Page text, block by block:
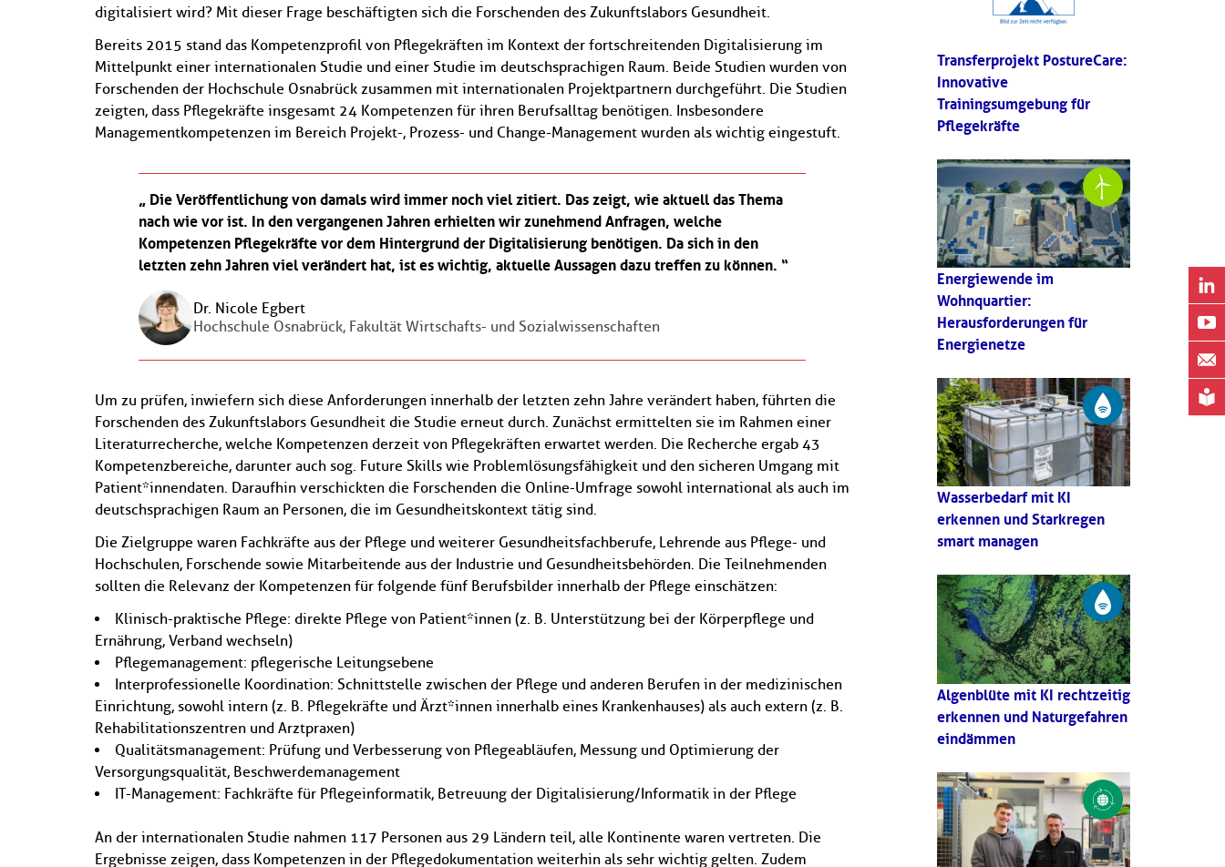
digitalisiert wird? Mit dieser Frage beschäftigten sich die Forschenden des Zukunftslabors Gesundheit.
Bereits 2015 stand das Kompetenzprofil von Pflegekräften im Kontext der fortschreitenden Digitalisierung im
Mittelpunkt einer internationalen Studie und einer Studie im deutschsprachigen Raum. Beide Studien wurden von
Forschenden der Hochschule Osnabrück zusammen mit internationalen Projektpartnern durchgeführt. Die Studien
zeigten, dass Pflegekräfte insgesamt 24 Kompetenzen für ihren Berufsalltag benötigen. Insbesondere
Managementkompetenzen im Bereich Projekt-, Prozess- und Change-Management wurden als wichtig eingestuft.
Die Veröffentlichung von damals wird immer noch viel zitiert. Das zeigt, wie aktuell das Thema
nach wie vor ist. In den vergangenen Jahren erhielten wir zunehmend Anfragen, welche
Kompetenzen Pflegekräfte vor dem Hintergrund der Digitalisierung benötigen. Da sich in den
letzten zehn Jahren viel verändert hat, ist es wichtig, aktuelle Aussagen dazu treffen zu können.
Dr. Nicole Egbert
Hochschule Osnabrück, Fakultät Wirtschafts- und Sozialwissenschaften
Um zu prüfen, inwiefern sich diese Anforderungen innerhalb der letzten zehn Jahre verändert haben, führten die
Forschenden des Zukunftslabors Gesundheit die Studie erneut durch. Zunächst ermittelten sie im Rahmen einer
Literaturrecherche, welche Kompetenzen derzeit von Pflegekräften erwartet werden. Die Recherche ergab 43
Kompetenzbereiche, darunter auch sog. Future Skills wie Problemlösungsfähigkeit und den sicheren Umgang mit
Patient*innendaten. Daraufhin verschickten die Forschenden die Online-Umfrage sowohl international als auch im
deutschsprachigen Raum an Personen, die im Gesundheitskontext tätig sind.
Die Zielgruppe waren Fachkräfte aus der Pflege und weiterer Gesundheitsfachberufe, Lehrende aus Pflege- und
Hochschulen, Forschende sowie Mitarbeitende aus der Industrie und Gesundheitsbehörden. Die Teilnehmenden
sollten die Relevanz der Kompetenzen für folgende fünf Berufsbilder innerhalb der Pflege einschätzen:
Klinisch-praktische Pflege: direkte Pflege von Patient*innen (z. B. Unterstützung bei der Körperpflege und
Ernährung, Verband wechseln)
Pflegemanagement: pflegerische Leitungsebene
Interprofessionelle Koordination: Schnittstelle zwischen der Pflege und anderen Berufen in der medizinischen
Einrichtung, sowohl intern (z. B. Pflegekräfte und Ärzt*innen innerhalb eines Krankenhauses) als auch extern (z. B.
Rehabilitationszentren und Arztpraxen)
Qualitätsmanagement: Prüfung und Verbesserung von Pflegeabläufen, Messung und Optimierung der
Versorgungsqualität, Beschwerdemanagement
IT-Management: Fachkräfte für Pflegeinformatik, Betreuung der Digitalisierung/Informatik in der Pflege
An der internationalen Studie nahmen 117 Personen aus 29 Ländern teil, alle Kontinente waren vertreten. Die
Ergebnisse zeigen, dass Kompetenzen in der Pflegedokumentation weiterhin als sehr wichtig gelten. Zudem
Transferprojekt PostureCare:
Innovative
Trainingsumgebung für
Pflegekräfte
Energiewende im
Wohnquartier:
Herausforderungen für
Energienetze
Wasserbedarf mit KI
erkennen und Starkregen
smart managen
Algenblüte mit KI rechtzeitig
erkennen und Naturgefahren
eindämmen
umfassend über unsere Datenverarbeitung und Ihre
Datenschutzrechte informieren.*
* Pflichtfelder Abonnieren